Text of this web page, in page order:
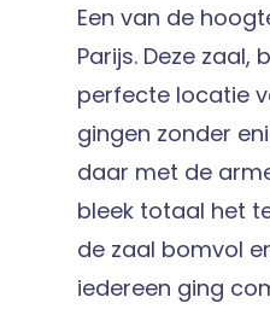
Een van de
Parijs. Deze
perfecte locatie
gingen zonder
daar met de
bleek totaal het
de zaal bomvol
iedereen ging